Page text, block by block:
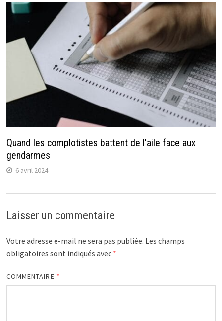
Quand les complotistes battent de l’aile face aux
gendarmes
6 avril 2024
Laisser un commentaire
Votre adresse e-mail ne sera pas publiée. Les champs
obligatoires sont indiqués avec *
COMMENTAIRE *